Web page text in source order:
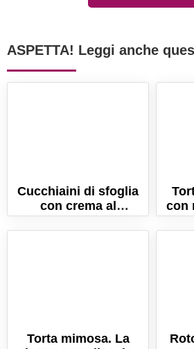
ASPETTA! Leggi anche
Cucchiaini di sfoglia
con crema al
formaggio e salmone
con
Torta mimosa. La